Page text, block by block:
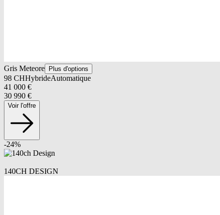
Gris Meteore Plus d'options
98 CHHybrideAutomatique
41 000 €
30 990 €
Voir l'offre
-24%
140CH DESIGN